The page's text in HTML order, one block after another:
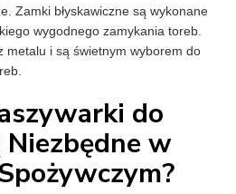
Zamki błyskawiczne są wykonane
wygodnego zamykania toreb.
metalu i są świetnym wyborem do
do
w